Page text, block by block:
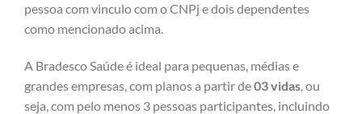
pessoa com vinculo com o CNPj e dois dependentes
como mencionado acima.
A Bradesco Saúde é ideal para pequenas, médias e
grandes empresas, com planos a partir de03 vidas, ou
seja, com pelo menos 3 pessoas participantes, incluindo